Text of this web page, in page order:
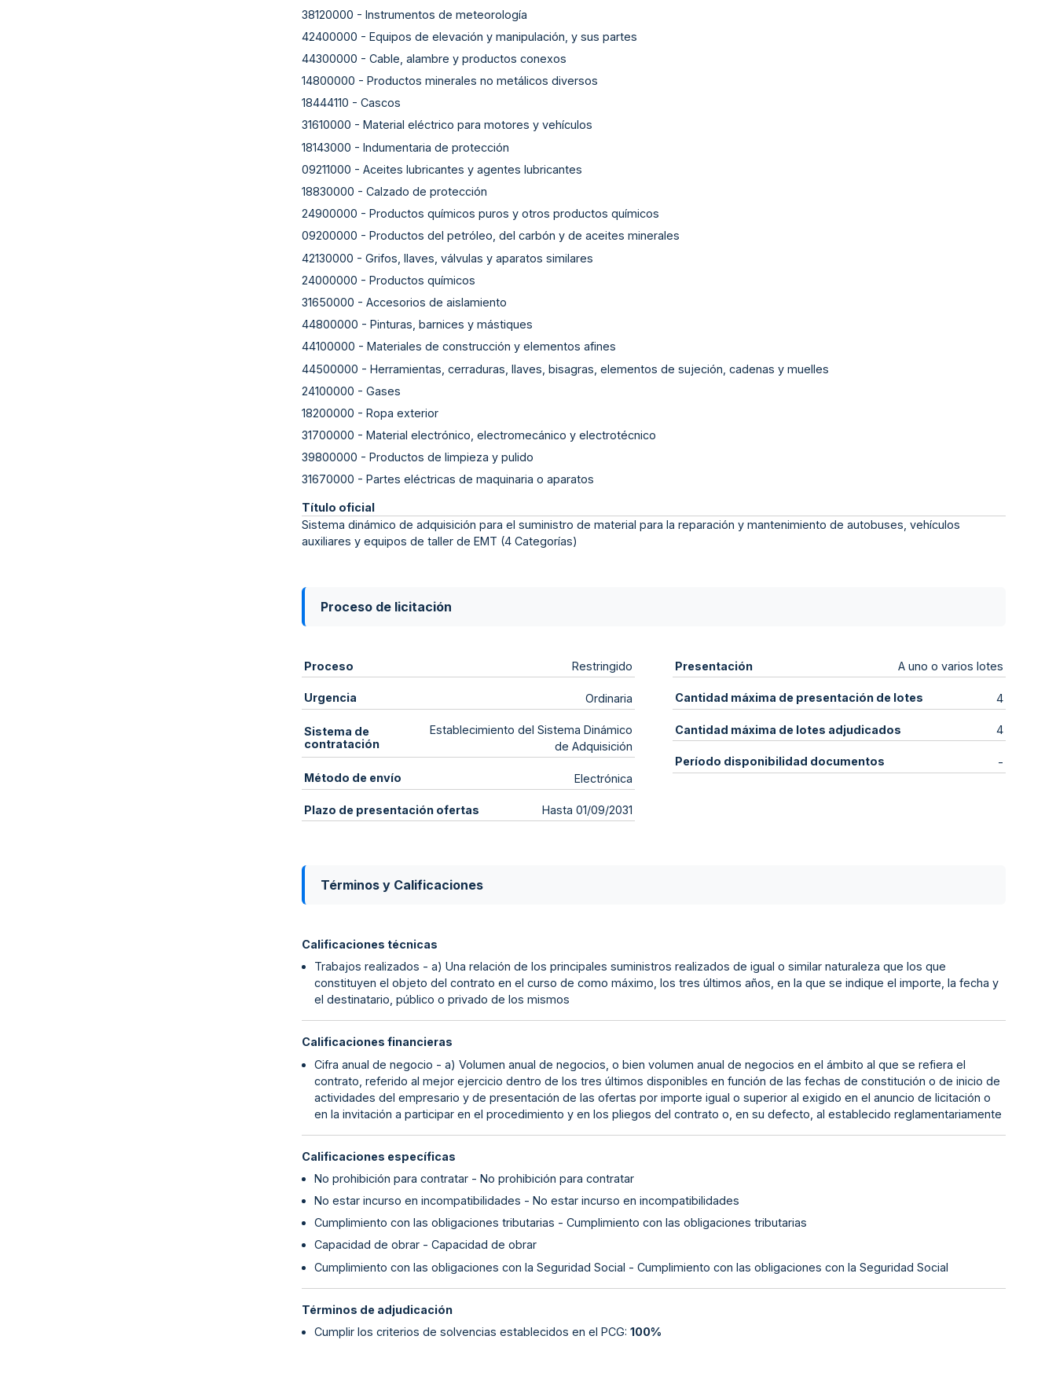
38120000 - Instrumentos de meteorología
42400000 - Equipos de elevación y manipulación, y sus partes
44300000 - Cable, alambre y productos conexos
14800000 - Productos minerales no metálicos diversos
18444110 - Cascos
31610000 - Material eléctrico para motores y vehículos
18143000 - Indumentaria de protección
09211000 - Aceites lubricantes y agentes lubricantes
18830000 - Calzado de protección
24900000 - Productos químicos puros y otros productos químicos
09200000 - Productos del petróleo, del carbón y de aceites minerales
42130000 - Grifos, llaves, válvulas y aparatos similares
24000000 - Productos químicos
31650000 - Accesorios de aislamiento
44800000 - Pinturas, barnices y mástiques
44100000 - Materiales de construcción y elementos afines
44500000 - Herramientas, cerraduras, llaves, bisagras, elementos de sujeción, cadenas y muelles
24100000 - Gases
18200000 - Ropa exterior
31700000 - Material electrónico, electromecánico y electrotécnico
39800000 - Productos de limpieza y pulido
31670000 - Partes eléctricas de maquinaria o aparatos
Título oficial
Sistema dinámico de adquisición para el suministro de material para la reparación y mantenimiento de autobuses, vehículos
auxiliares y equipos de taller de EMT (4 Categorías)
Proceso de licitación
Proceso Restringido
Urgencia Ordinaria
Sistema de
contratación
Establecimiento del Sistema Dinámico
de Adquisición
Método de envío Electrónica
Plazo de presentación ofertas Hasta 01/09/2031
Presentación A uno o varios lotes
Cantidad máxima de presentación de lotes 4
Cantidad máxima de lotes adjudicados 4
Período disponibilidad documentos -
Términos y Calificaciones
Calificaciones técnicas
Trabajos realizados - a) Una relación de los principales suministros realizados de igual o similar naturaleza que los que
constituyen el objeto del contrato en el curso de como máximo, los tres últimos años, en la que se indique el importe, la fecha y
el destinatario, público o privado de los mismos
Calificaciones financieras
Cifra anual de negocio - a) Volumen anual de negocios, o bien volumen anual de negocios en el ámbito al que se refiera el
contrato, referido al mejor ejercicio dentro de los tres últimos disponibles en función de las fechas de constitución o de inicio de
actividades del empresario y de presentación de las ofertas por importe igual o superior al exigido en el anuncio de licitación o
en la invitación a participar en el procedimiento y en los pliegos del contrato o, en su defecto, al establecido reglamentariamente
Calificaciones específicas
No prohibición para contratar - No prohibición para contratar
No estar incurso en incompatibilidades - No estar incurso en incompatibilidades
Cumplimiento con las obligaciones tributarias - Cumplimiento con las obligaciones tributarias
Capacidad de obrar - Capacidad de obrar
Cumplimiento con las obligaciones con la Seguridad Social - Cumplimiento con las obligaciones con la Seguridad Social
Términos de adjudicación
Cumplir los criterios de solvencias establecidos en el PCG: 100%